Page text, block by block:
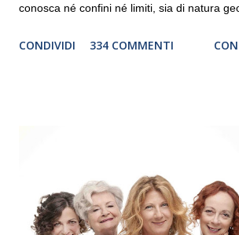
conosca né confini né limiti, sia di natura
debutterà il 10 settembre a Heiden, in
“Settembre dell’Accademia” dove si esibirà
consecutivo. Il pubblico milanese avrà il
giovani artisti della Baltic Sea Youth
CONDIVIDI 334 COMMENTI